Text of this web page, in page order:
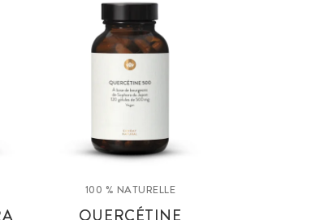
100 % NATURELLE
QUERCÉTINE